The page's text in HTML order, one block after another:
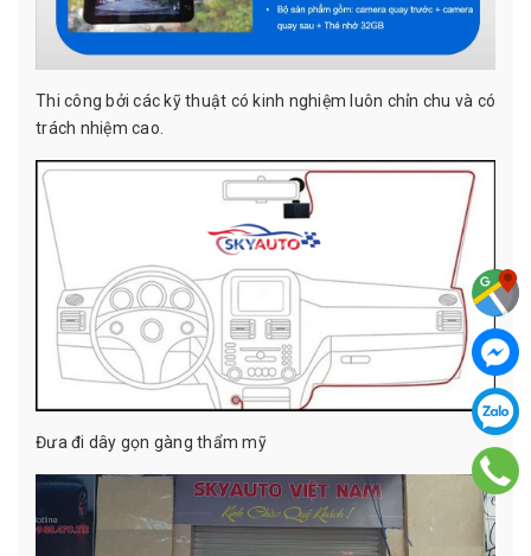
Thi công bởi các kỹ thuật có kinh nghiệm luôn chỉn chu và có
trách nhiệm cao.
Đưa đi dây gọn gàng thẩm mỹ